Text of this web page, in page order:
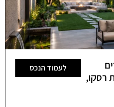
חדרים
רסקו,
לעמוד הנכס